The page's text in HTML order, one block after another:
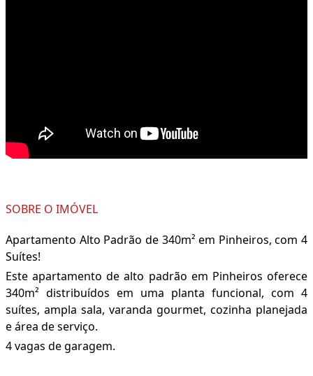
SOBRE O IMÓVEL
Apartamento Alto Padrão de 340m² em Pinheiros, com 4
Suítes!
Este apartamento de alto padrão em Pinheiros oferece
340m² distribuídos em uma planta funcional, com 4
suítes, ampla sala, varanda gourmet, cozinha planejada
e área de serviço.
4 vagas de garagem.